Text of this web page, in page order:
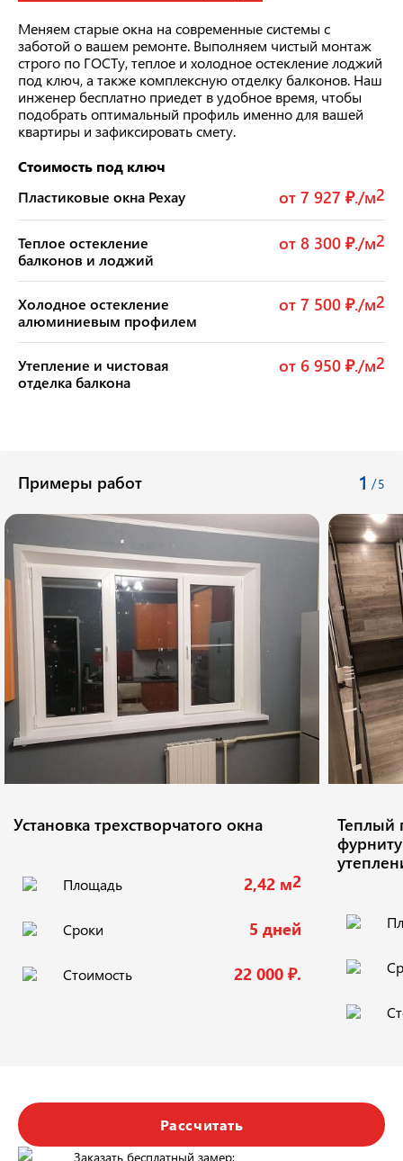
Меняем старые окна на современные системы с
заботой о вашем ремонте. Выполняем чистый монтаж
строго по ГОСТу, теплое и холодное остекление лоджий
под ключ, а также комплексную отделку балконов. Наш
инженер бесплатно приедет в удобное время, чтобы
подобрать оптимальный профиль именно для вашей
квартиры и зафиксировать смету.
Стоимость под ключ
Пластиковые окна Рехау
от 7 927 ₽./м2
Теплое остекление
балконов и лоджий
от 8 300 ₽./м2
Холодное остекление
алюминиевым профилем
от 7 500 ₽./м2
Утепление и чистовая
отделка балкона
от 6 950 ₽./м2
Установка трехстворчатого окна
Площадь 2,42 м2
Сроки 5 дней
Стоимость 22 000 ₽.
Теплый
Примеры работ 1 /5
Рассчитать
Заказать бесплатный замер: